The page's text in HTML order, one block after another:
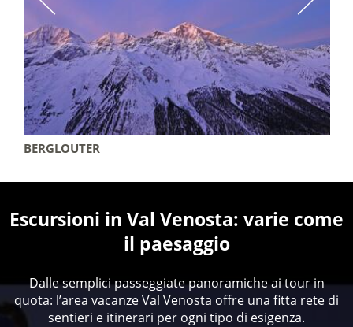
BERGLOUTER
Escursioni in Val Venosta: varie come
il paesaggio
Dalle semplici passeggiate panoramiche ai tour in
quota: l’area vacanze Val Venosta offre una fitta rete di
sentieri e itinerari per ogni tipo di esigenza.